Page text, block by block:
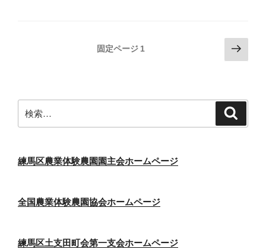
ー
ジ
り
固定ページ 1
次
の
ジ
索:
練馬区農業体験農園園主会ホームページ
全国農業体験農園協会ホームページ
練馬区土支田町会第一支会ホームページ